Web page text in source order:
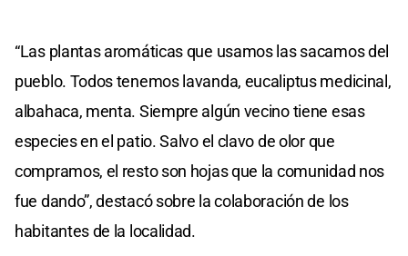
“Las plantas aromáticas que usamos las sacamos del
pueblo. Todos tenemos lavanda, eucaliptus medicinal,
albahaca, menta. Siempre algún vecino tiene esas
especies en el patio. Salvo el clavo de olor que
compramos, el resto son hojas que la comunidad nos
fue dando”, destacó sobre la colaboración de los
habitantes de la localidad.